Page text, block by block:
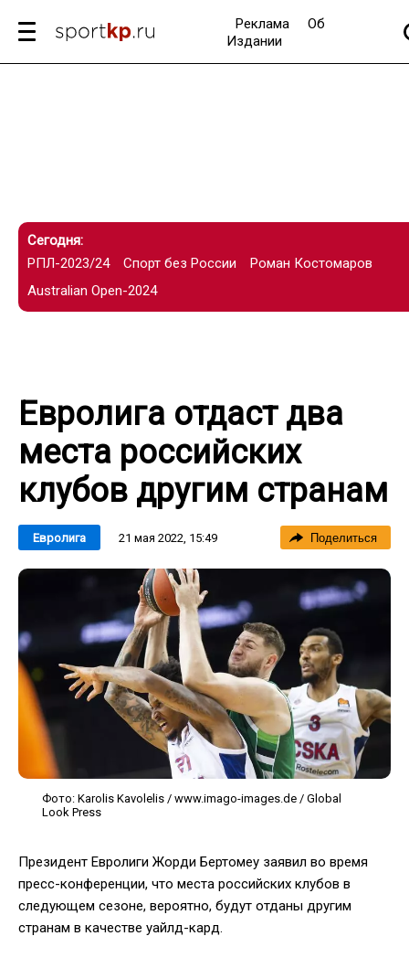
Реклама
Об
Издании
Сегодня:
РПЛ-2023/24
Спорт без России
Роман Костомаров
Australian Open-2024
Евролига отдаст два
места российских
клубов другим странам
Евролига 21 мая 2022, 15:49 Поделиться
Фото: Karolis Kavolelis / www.imago-images.de / Global
Look Press
Президент Евролиги Жорди Бертомеу заявил во время
пресс-конференции, что места российских клубов в
следующем сезоне, вероятно, будут отданы другим
странам в качестве уайлд-кард.